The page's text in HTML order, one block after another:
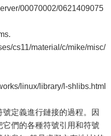
00070002/0621409075
cs11/material/c/mike/misc/
linux/library/l-shlibs.html
定義進行鏈接的過程。因
們的各種符號引用和符號